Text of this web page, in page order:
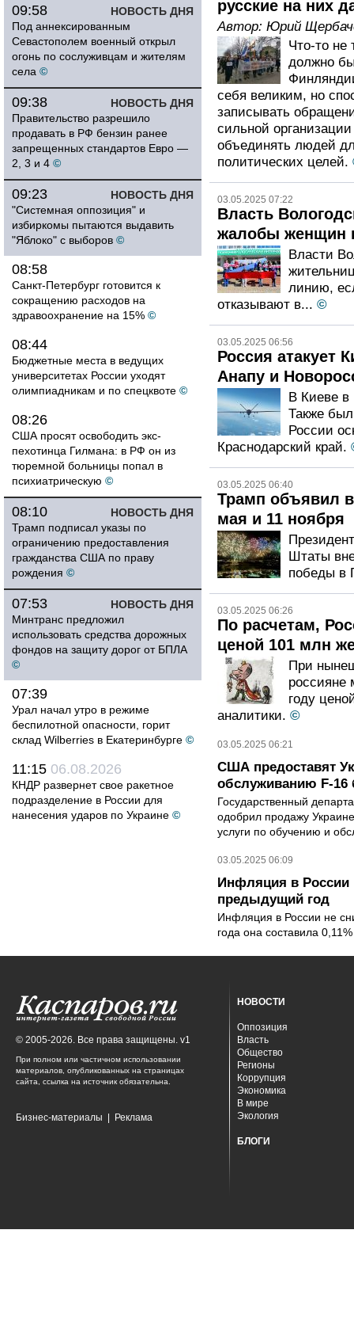
НОВОСТЬ ДНЯ
09:58
Под аннексированным
Севастополем военный открыл
огонь по сослуживцам и жителям
села ©
НОВОСТЬ ДНЯ
09:38
Правительство разрешило
продавать в РФ бензин ранее
запрещенных стандартов Евро —
2, 3 и 4 ©
НОВОСТЬ ДНЯ
09:23
"Системная оппозиция" и
избиркомы пытаются выдавить
"Яблоко" с выборов ©
08:58
Санкт-Петербург готовится к
сокращению расходов на
здравоохранение на 15% ©
08:44
Бюджетные места в ведущих
университетах России уходят
олимпиадникам и по спецквоте ©
08:26
США просят освободить экс-
пехотинца Гилмана: в РФ он из
тюремной больницы попал в
психиатрическую ©
НОВОСТЬ ДНЯ
08:10
Трамп подписал указы по
ограничению предоставления
гражданства США по праву
рождения ©
НОВОСТЬ ДНЯ
07:53
Минтранс предложил
использовать средства дорожных
фондов на защиту дорог от БПЛА
©
07:39
Урал начал утро в режиме
беспилотной опасности, горит
склад Wilberries в Екатеринбурге ©
11:15 06.08.2026
КНДР развернет свое ракетное
подразделение в России для
нанесения ударов по Украине ©
русские на них
Автор: Юрий
Что-то не
должно
себя великим, но
записывать
сильной
объединять людей
политических целей.
03.05.2025 07:22
Власть
жалобы женщин
Власти
линию,
отказывают в... ©
03.05.2025 06:56
Россия атакует
Анапу и
В Киеве
Также
России
Краснодарский край.
03.05.2025 06:40
Трамп объявил
мая и 11 ноября
Штаты
победы в
03.05.2025 06:26
По расчетам,
ценой 101 млн
При
россияне
году
аналитики. ©
03.05.2025 06:21
США предоставят
обслуживанию F-16
Государственный
одобрил продажу
услуги по обучению и
03.05.2025 06:09
Инфляция в России
предыдущий год
Инфляция в России не
года она составила
© 2005-2026. Все права защищены. v1
При полном или частичном использовании
материалов, опубликованных на страницах
сайта, ссылка на источник обязательна.
Бизнес-материалы Реклама
НОВОСТИ
Оппозиция
Власть
Общество
Регионы
Коррупция
Экономика
В мире
Экология
БЛОГИ